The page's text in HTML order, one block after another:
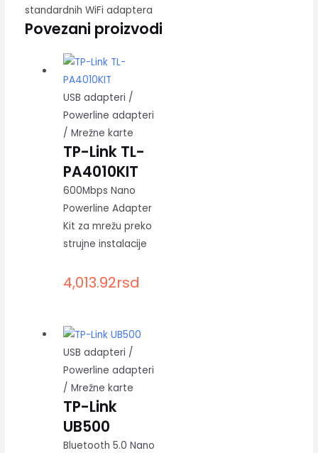
standardnih WiFi adaptera
Povezani proizvodi
USB adapteri /
Powerline adapteri
/ Mrežne karte
TP-Link TL-
PA4010KIT
600Mbps Nano
Powerline Adapter
Kit za mrežu preko
strujne instalacije
4,013.92rsd
USB adapteri /
Powerline adapteri
/ Mrežne karte
TP-Link
UB500
Bluetooth 5.0 Nano